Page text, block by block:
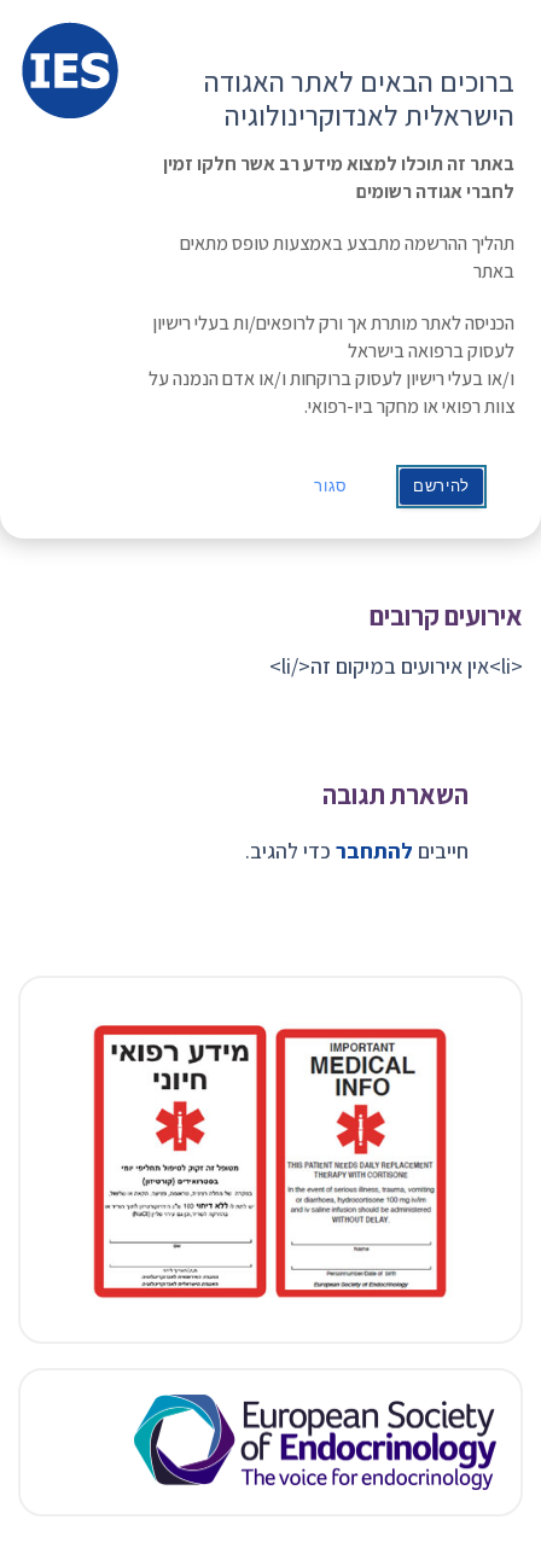
הרשמה ועדכון נתונים
כניסת חברים
ראשי » מקום » מרכז יצחק רבין
מרכז יצחק רבין
כתובת
רוקח 77
תל אביב
Israel
אירועים קרובים
<li>אין אירועים במיקום זה</li>
השארת תגובה
חייבים להתחבר כדי להגיב.
ברוכים הבאים לאתר האגודה
הישראלית לאנדוקרינולוגיה
באתר זה תוכלו למצוא מידע רב אשר חלקו זמין
לחברי אגודה רשומים
תהליך ההרשמה מתבצע באמצעות טופס מתאים
באתר
הכניסה לאתר מותרת אך ורק לרופאים/ות בעלי רישיון
לעסוק ברפואה בישראל
ו/או בעלי רישיון לעסוק ברוקחות ו/או אדם הנמנה על
צוות רפואי או מחקר ביו-רפואי.
להירשם סגור